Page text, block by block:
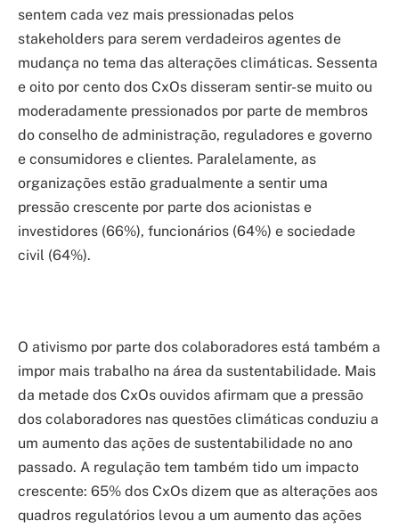
sentem cada vez mais pressionadas pelos
stakeholders para serem verdadeiros agentes de
mudança no tema das alterações climáticas. Sessenta
e oito por cento dos CxOs disseram sentir-se muito ou
moderadamente pressionados por parte de membros
do conselho de administração, reguladores e governo
e consumidores e clientes. Paralelamente, as
organizações estão gradualmente a sentir uma
pressão crescente por parte dos acionistas e
investidores (66%), funcionários (64%) e sociedade
civil (64%).
O ativismo por parte dos colaboradores está também a
impor mais trabalho na área da sustentabilidade. Mais
da metade dos CxOs ouvidos afirmam que a pressão
dos colaboradores nas questões climáticas conduziu a
um aumento das ações de sustentabilidade no ano
passado. A regulação tem também tido um impacto
crescente: 65% dos CxOs dizem que as alterações aos
quadros regulatórios levou a um aumento das ações